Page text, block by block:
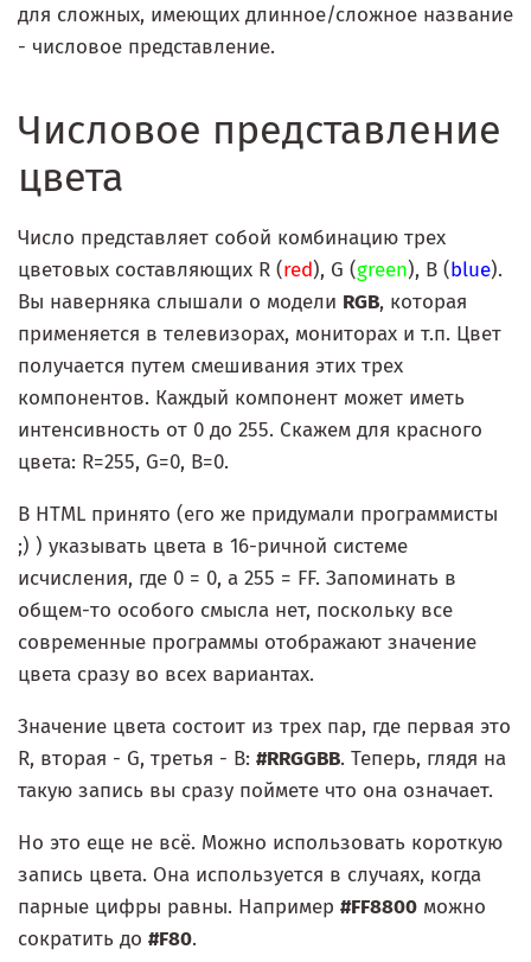
для сложных, имеющих длинное/сложное название
- числовое представление.
Числовое представление
цвета
Число представляет собой комбинацию трех
цветовых составляющих R (red), G (green), B (blue).
Вы наверняка слышали о модели RGB, которая
применяется в телевизорах, мониторах и т.п. Цвет
получается путем смешивания этих трех
компонентов. Каждый компонент может иметь
интенсивность от 0 до 255. Скажем для красного
цвета: R=255, G=0, B=0.
В HTML принято (его же придумали программисты
;) ) указывать цвета в 16-ричной системе
исчисления, где 0 = 0, а 255 = FF. Запоминать в
общем-то особого смысла нет, поскольку все
современные программы отображают значение
цвета сразу во всех вариантах.
Значение цвета состоит из трех пар, где первая это
R, вторая - G, третья - B: #RRGGBB. Теперь, глядя на
такую запись вы сразу поймете что она означает.
Но это еще не всё. Можно использовать короткую
запись цвета. Она используется в случаях, когда
парные цифры равны. Например #FF8800 можно
сократить до #F80.